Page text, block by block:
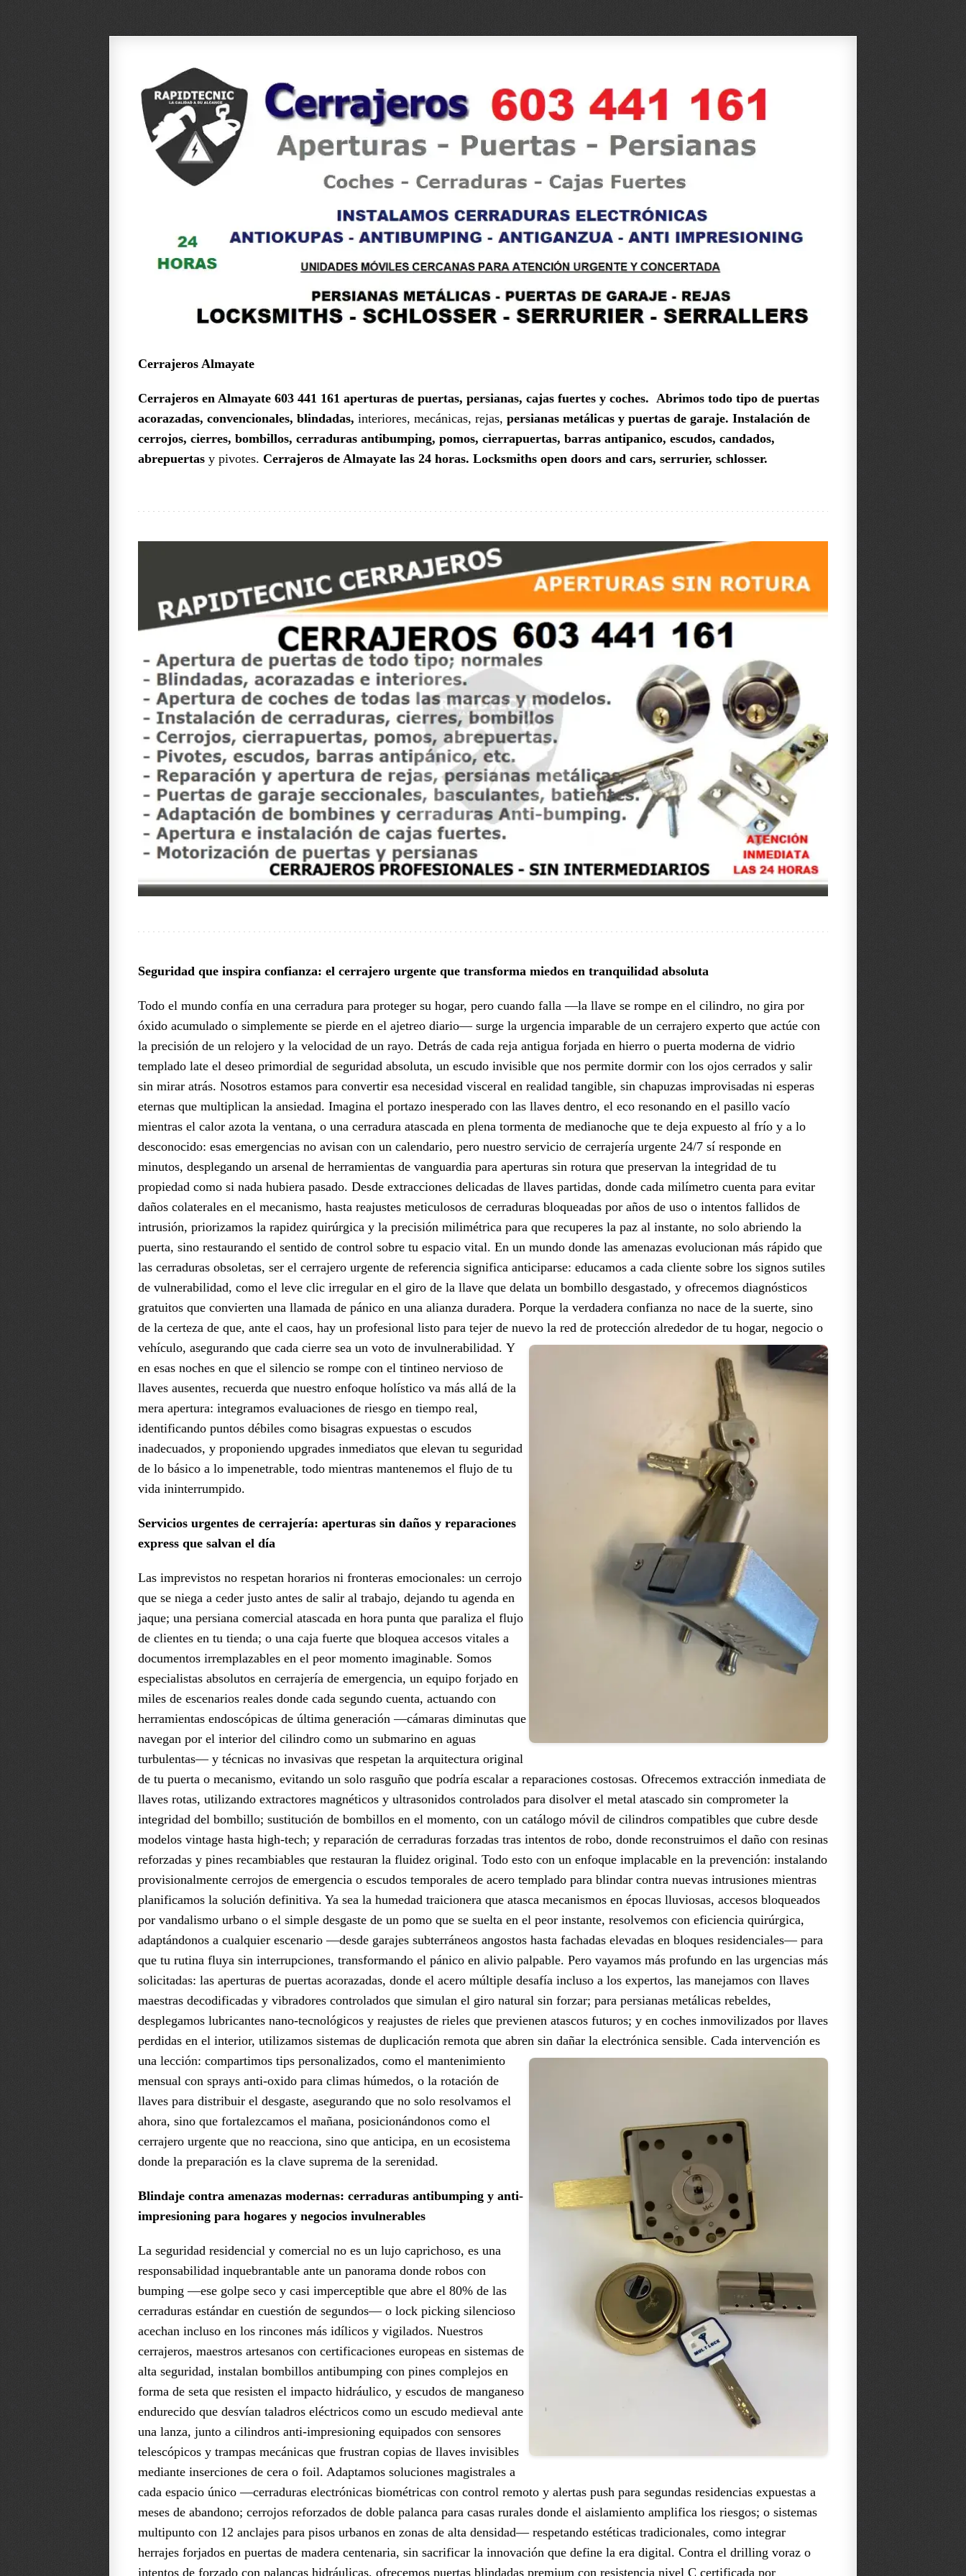
Cerrajeros Almayate
Cerrajeros en Almayate 603 441 161 aperturas de puertas, persianas, cajas fuertes y coches. Abrimos todo tipo de puertas
acorazadas, convencionales, blindadas, interiores, mecánicas, rejas, persianas metálicas y puertas de garaje. Instalación de
cerrojos, cierres, bombillos, cerraduras antibumping, pomos, cierrapuertas, barras antipanico, escudos, candados,
abrepuertas y pivotes. Cerrajeros de Almayate las 24 horas. Locksmiths open doors and cars, serrurier, schlosser.
Seguridad que inspira confianza: el cerrajero urgente que transforma miedos en tranquilidad absoluta
Todo el mundo confía en una cerradura para proteger su hogar, pero cuando falla —la llave se rompe en el cilindro, no gira por
óxido acumulado o simplemente se pierde en el ajetreo diario— surge la urgencia imparable de un cerrajero experto que actúe con
la precisión de un relojero y la velocidad de un rayo. Detrás de cada reja antigua forjada en hierro o puerta moderna de vidrio
templado late el deseo primordial de seguridad absoluta, un escudo invisible que nos permite dormir con los ojos cerrados y salir
sin mirar atrás. Nosotros estamos para convertir esa necesidad visceral en realidad tangible, sin chapuzas improvisadas ni esperas
eternas que multiplican la ansiedad. Imagina el portazo inesperado con las llaves dentro, el eco resonando en el pasillo vacío
mientras el calor azota la ventana, o una cerradura atascada en plena tormenta de medianoche que te deja expuesto al frío y a lo
desconocido: esas emergencias no avisan con un calendario, pero nuestro servicio de cerrajería urgente 24/7 sí responde en
minutos, desplegando un arsenal de herramientas de vanguardia para aperturas sin rotura que preservan la integridad de tu
propiedad como si nada hubiera pasado. Desde extracciones delicadas de llaves partidas, donde cada milímetro cuenta para evitar
daños colaterales en el mecanismo, hasta reajustes meticulosos de cerraduras bloqueadas por años de uso o intentos fallidos de
intrusión, priorizamos la rapidez quirúrgica y la precisión milimétrica para que recuperes la paz al instante, no solo abriendo la
puerta, sino restaurando el sentido de control sobre tu espacio vital. En un mundo donde las amenazas evolucionan más rápido que
las cerraduras obsoletas, ser el cerrajero urgente de referencia significa anticiparse: educamos a cada cliente sobre los signos sutiles
de vulnerabilidad, como el leve clic irregular en el giro de la llave que delata un bombillo desgastado, y ofrecemos diagnósticos
gratuitos que convierten una llamada de pánico en una alianza duradera. Porque la verdadera confianza no nace de la suerte, sino
de la certeza de que, ante el caos, hay un profesional listo para tejer de nuevo la red de protección alrededor de tu hogar, negocio o
vehículo, asegurando que cada cierre sea un voto de invulnerabilidad. Y
en esas noches en que el silencio se rompe con el tintineo nervioso de
llaves ausentes, recuerda que nuestro enfoque holístico va más allá de la
mera apertura: integramos evaluaciones de riesgo en tiempo real,
identificando puntos débiles como bisagras expuestas o escudos
inadecuados, y proponiendo upgrades inmediatos que elevan tu seguridad
de lo básico a lo impenetrable, todo mientras mantenemos el flujo de tu
vida ininterrumpido.
Servicios urgentes de cerrajería: aperturas sin daños y reparaciones
express que salvan el día
Las imprevistos no respetan horarios ni fronteras emocionales: un cerrojo
que se niega a ceder justo antes de salir al trabajo, dejando tu agenda en
jaque; una persiana comercial atascada en hora punta que paraliza el flujo
de clientes en tu tienda; o una caja fuerte que bloquea accesos vitales a
documentos irremplazables en el peor momento imaginable. Somos
especialistas absolutos en cerrajería de emergencia, un equipo forjado en
miles de escenarios reales donde cada segundo cuenta, actuando con
herramientas endoscópicas de última generación —cámaras diminutas que
navegan por el interior del cilindro como un submarino en aguas
turbulentas— y técnicas no invasivas que respetan la arquitectura original
de tu puerta o mecanismo, evitando un solo rasguño que podría escalar a reparaciones costosas. Ofrecemos extracción inmediata de
llaves rotas, utilizando extractores magnéticos y ultrasonidos controlados para disolver el metal atascado sin comprometer la
integridad del bombillo; sustitución de bombillos en el momento, con un catálogo móvil de cilindros compatibles que cubre desde
modelos vintage hasta high-tech; y reparación de cerraduras forzadas tras intentos de robo, donde reconstruimos el daño con resinas
reforzadas y pines recambiables que restauran la fluidez original. Todo esto con un enfoque implacable en la prevención: instalando
provisionalmente cerrojos de emergencia o escudos temporales de acero templado para blindar contra nuevas intrusiones mientras
planificamos la solución definitiva. Ya sea la humedad traicionera que atasca mecanismos en épocas lluviosas, accesos bloqueados
por vandalismo urbano o el simple desgaste de un pomo que se suelta en el peor instante, resolvemos con eficiencia quirúrgica,
adaptándonos a cualquier escenario —desde garajes subterráneos angostos hasta fachadas elevadas en bloques residenciales— para
que tu rutina fluya sin interrupciones, transformando el pánico en alivio palpable. Pero vayamos más profundo en las urgencias más
solicitadas: las aperturas de puertas acorazadas, donde el acero múltiple desafía incluso a los expertos, las manejamos con llaves
maestras decodificadas y vibradores controlados que simulan el giro natural sin forzar; para persianas metálicas rebeldes,
desplegamos lubricantes nano-tecnológicos y reajustes de rieles que previenen atascos futuros; y en coches inmovilizados por llaves
perdidas en el interior, utilizamos sistemas de duplicación remota que abren sin dañar la electrónica sensible. Cada intervención es
una lección: compartimos tips personalizados, como el mantenimiento
mensual con sprays anti-oxido para climas húmedos, o la rotación de
llaves para distribuir el desgaste, asegurando que no solo resolvamos el
ahora, sino que fortalezcamos el mañana, posicionándonos como el
cerrajero urgente que no reacciona, sino que anticipa, en un ecosistema
donde la preparación es la clave suprema de la serenidad.
Blindaje contra amenazas modernas: cerraduras antibumping y anti-
impresioning para hogares y negocios invulnerables
La seguridad residencial y comercial no es un lujo caprichoso, es una
responsabilidad inquebrantable ante un panorama donde robos con
bumping —ese golpe seco y casi imperceptible que abre el 80% de las
cerraduras estándar en cuestión de segundos— o lock picking silencioso
acechan incluso en los rincones más idílicos y vigilados. Nuestros
cerrajeros, maestros artesanos con certificaciones europeas en sistemas de
alta seguridad, instalan bombillos antibumping con pines complejos en
forma de seta que resisten el impacto hidráulico, y escudos de manganeso
endurecido que desvían taladros eléctricos como un escudo medieval ante
una lanza, junto a cilindros anti-impresioning equipados con sensores
telescópicos y trampas mecánicas que frustran copias de llaves invisibles
mediante inserciones de cera o foil. Adaptamos soluciones magistrales a
cada espacio único —cerraduras electrónicas biométricas con control remoto y alertas push para segundas residencias expuestas a
meses de abandono; cerrojos reforzados de doble palanca para casas rurales donde el aislamiento amplifica los riesgos; o sistemas
multipunto con 12 anclajes para pisos urbanos en zonas de alta densidad— respetando estéticas tradicionales, como integrar
herrajes forjados en puertas de madera centenaria, sin sacrificar la innovación que define la era digital. Contra el drilling voraz o
intentos de forzado con palancas hidráulicas, ofrecemos puertas blindadas premium con resistencia nivel C certificada por